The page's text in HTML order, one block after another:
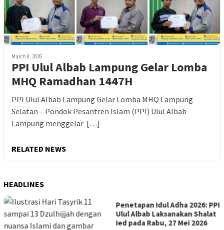
March 8, 2026
PPI Ulul Albab Lampung Gelar Lomba
MHQ Ramadhan 1447H
PPI Ulul Albab Lampung Gelar Lomba MHQ Lampung
Selatan – Pondok Pesantren Islam (PPI) Ulul Albab
Lampung menggelar […]
RELATED NEWS
HEADLINES
Penetapan Idul Adha 2026: PPI
Ulul Albab Laksanakan Shalat
Ied pada Rabu, 27 Mei 2026